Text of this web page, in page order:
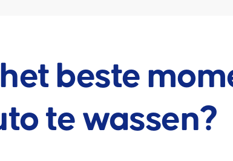
beste
te wassen?